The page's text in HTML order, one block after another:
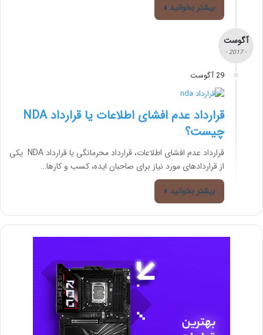
بیشتر بخوانید »
آگوست
- 2017 -
29 آگوست
قرارداد عدم افشای اطلاعات یا قرارداد NDA
چیست؟
قرارداد عدم افشای اطلاعات، قرارداد محرمانگی یا قرارداد NDA یکی
از قراردادهای مورد نیاز برای صاحبان ایده، کسب و کارها…
بیشتر بخوانید »